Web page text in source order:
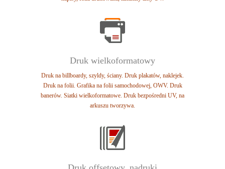
Druk wielkoformatowy
Druk na billboardy, szyldy, ściany. Druk plakatów, naklejek.
Druk na folii. Grafika na folii samochodowej, OWV. Druk
banerów. Siatki wielkoformatowe. Druk bezpośredni UV, na
arkuszu tworzywa.